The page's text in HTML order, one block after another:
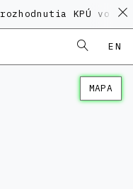
KPÚ vo
EN
MAPA